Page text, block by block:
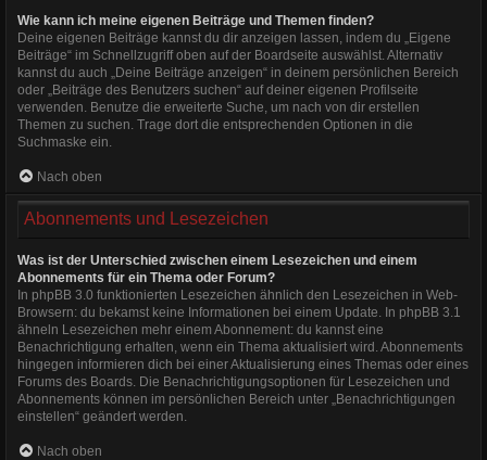
Wie kann ich meine eigenen Beiträge und Themen finden?
Deine eigenen Beiträge kannst du dir anzeigen lassen, indem du „Eigene
Beiträge“ im Schnellzugriff oben auf der Boardseite auswählst. Alternativ
kannst du auch „Deine Beiträge anzeigen“ in deinem persönlichen Bereich
oder „Beiträge des Benutzers suchen“ auf deiner eigenen Profilseite
verwenden. Benutze die erweiterte Suche, um nach von dir erstellen
Themen zu suchen. Trage dort die entsprechenden Optionen in die
Suchmaske ein.
Nach oben
Abonnements und Lesezeichen
Was ist der Unterschied zwischen einem Lesezeichen und einem
Abonnements für ein Thema oder Forum?
In phpBB 3.0 funktionierten Lesezeichen ähnlich den Lesezeichen in Web-
Browsern: du bekamst keine Informationen bei einem Update. In phpBB 3.1
ähneln Lesezeichen mehr einem Abonnement: du kannst eine
Benachrichtigung erhalten, wenn ein Thema aktualisiert wird. Abonnements
hingegen informieren dich bei einer Aktualisierung eines Themas oder eines
Forums des Boards. Die Benachrichtigungsoptionen für Lesezeichen und
Abonnements können im persönlichen Bereich unter „Benachrichtigungen
einstellen“ geändert werden.
Nach oben